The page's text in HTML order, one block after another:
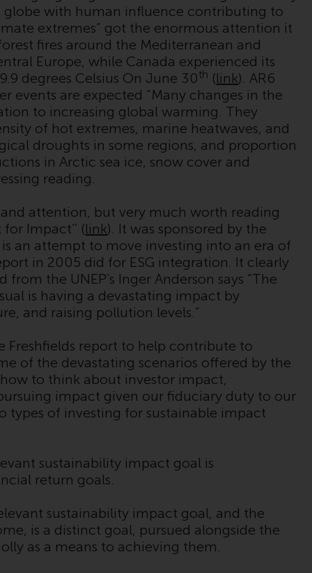
Fondsmæglerselskab A/S, die von der
dänischen Finanzaufsichtsbehörde reguliert
wird.
Durch den Zugriff auf diese Website erklären
Sie, dass Sie die folgenden
Geschäftsbedingungen, wie sie von RWC
Partners Limited („RWC“) herausgegeben
wurden, gelesen und anerkannt haben und
damit einverstanden sind. Diese Website
kann Werbung enthalten.
Zugang unterliegt lokalen Beschränkungen
Obwohl Sie ein Land ausgewählt haben,
richtet sich diese Website nicht an eine
bestimmte Gerichtsbarkeit und Sie betreten
eine globale Website. Auf dieser Website
erwähnte Produkte oder Dienstleistungen
unterliegen gesetzlichen und behördlichen
Anforderungen und sind möglicherweise
nicht in allen Gerichtsbarkeiten verfügbar.
Auf dieser Website erwähnte Produkte oder
Dienstleistungen werden auf der Grundlage
Gerichtsbarkeiten gemäß den Europäischen
Richtlinien zur Koordinierung von Gesetzen,
Vorschriften und Verwaltungsvorschriften in
Bezug auf Organismen für gemeinsame
Anlagen in Wertpapieren (UCITS/OGAW)
(Richtlinie 2009/65/EG ) und die Richtlinie
über die Verwalter alternativer
with human influence contributing to
extremes” got the enormous attention it
fires around the Mediterranean and
Europe, while Canada experienced its
degrees Celsius On June 30th (link). AR6
events are expected “Many changes in the
to increasing global warming. They
of hot extremes, marine heatwaves, and
droughts in some regions, and proportion
in Arctic sea ice, snow cover and
reading.
attention, but very much worth reading
Impact’’ (link). It was sponsored by the
an attempt to move investing into an era of
in 2005 did for ESG integration. It clearly
the UNEP’s Inger Anderson says “The
is having a devastating impact by
and raising pollution levels.”
report to help contribute to
of the devastating scenarios offered by the
to think about investor impact,
impact given our fiduciary duty to our
types of investing for sustainable impact
sustainability impact goal is
return goals.
sustainability impact goal, and the
is a distinct goal, pursued alongside the
as a means to achieving them.